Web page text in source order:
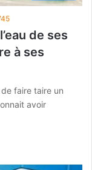
de ses
à ses
faire taire un
avoir